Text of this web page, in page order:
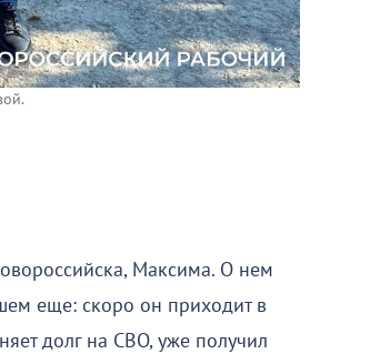
Максима. О нем
еще: скоро он приходит в
долг на СВО, уже получил